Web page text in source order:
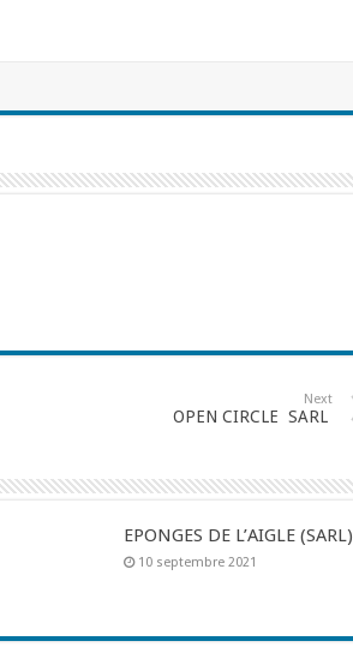
Next
OPEN CIRCLE SARL
EPONGES DE L’AIGLE (SARL)
10 septembre 2021